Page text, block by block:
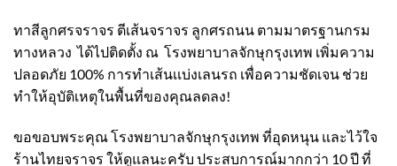
ทาสีลูกศรจราจร ตีเส้นจราจร ลูกศรถนน ตามมาตรฐานกรม
ทางหลวง ได้ไปติดตั้ง ณ โรงพยาบาลจักษุกรุงเทพ เพิ่มความ
ปลอดภัย 100% การทำเส้นเเบ่งเลนรถ เพื่อความชัดเจน ช่วย
ทำให้อุบัติเหตุในพื้นที่ของคุณลดลง!
ขอขอบพระคุณ โรงพยาบาลจักษุกรุงเทพ ที่อุดหนุน และไว้ใจ
ร้านไทยจราจร ให้ดูแลนะครับ ประสบการณ์มากกว่า 10 ปี ที่